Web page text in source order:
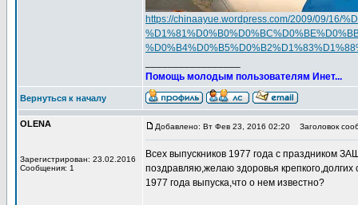
https://chinaayue.wordpress.com/2009/09/16/
Помощь молодым пользователям Инет...
Вернуться к началу
OLENA
Зарегистрирован: 23.02.2016
Сообщения: 1
Добавлено: Вт Фев 23, 2016 02:20 Заголовок
Всех выпускников 1977 года с праздником
поздравляю,желаю здоровья
1977 года выпуска,что о нем известно?